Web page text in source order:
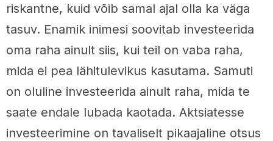
riskantne, kuid võib samal ajal olla ka väga
tasuv. Enamik inimesi soovitab investeerida
oma raha ainult siis, kui teil on vaba raha,
mida ei pea lähitulevikus kasutama. Samuti
on oluline investeerida ainult raha, mida te
saate endale lubada kaotada. Aktsiatesse
investeerimine on tavaliselt pikaajaline otsus